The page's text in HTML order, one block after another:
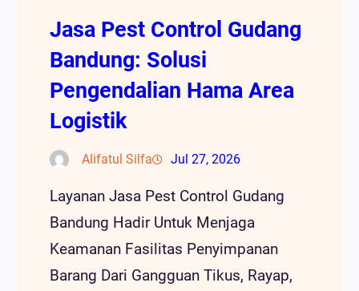
Jasa Pest Control Gudang
Bandung: Solusi
Pengendalian Hama Area
Logistik
Alifatul Silfa Jul 27, 2026
Layanan Jasa Pest Control Gudang
Bandung Hadir Untuk Menjaga
Keamanan Fasilitas Penyimpanan
Barang Dari Gangguan Tikus, Rayap,